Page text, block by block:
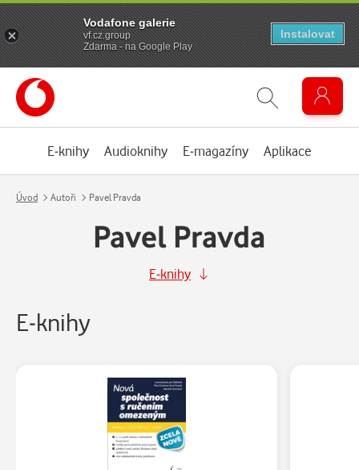
E-knihy Audioknihy E-magazíny Aplikace
Úvod Autoři Pavel Pravda
Pavel Pravda
E-knihy
E-knihy
Vodafone galerie
vf.cz.group
Zdarma - na Google Play
Instalovat